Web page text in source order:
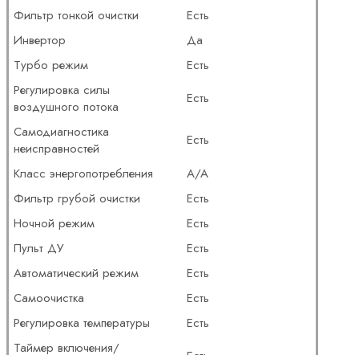
Фильтр тонкой очистки
Есть
Инвертор
Да
Турбо режим
Есть
Регулировка силы
воздушного потока
Есть
Самодиагностика
неисправностей
Есть
Класс энергопотребления
A/A
Фильтр грубой очистки
Есть
Ночной режим
Есть
Пульт ДУ
Есть
Автоматический режим
Есть
Самоочистка
Есть
Регулировка температуры
Есть
Таймер включения/